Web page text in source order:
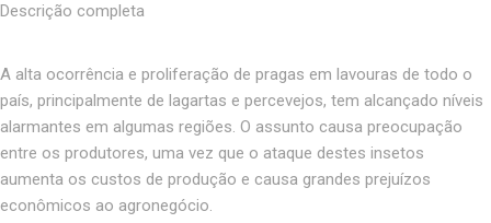
Descrição completa
A alta ocorrência e proliferação de pragas em lavouras de todo o
país, principalmente de lagartas e percevejos, tem alcançado níveis
alarmantes em algumas regiões. O assunto causa preocupação
entre os produtores, uma vez que o ataque destes insetos
aumenta os custos de produção e causa grandes prejuízos
econômicos ao agronegócio.